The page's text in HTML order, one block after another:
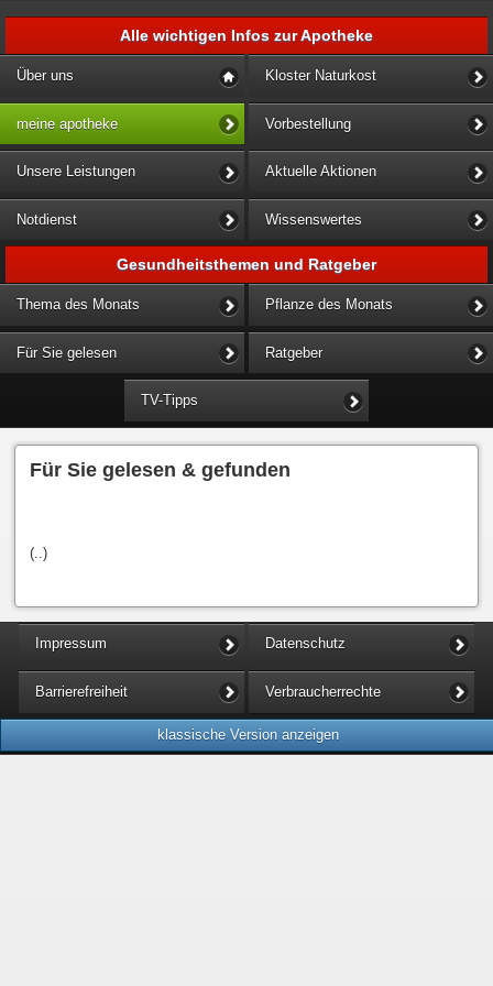
Alle wichtigen Infos zur Apotheke
Über uns Kloster Naturkost
meine apotheke Vorbestellung
Unsere Leistungen Aktuelle Aktionen
Notdienst Wissenswertes
Gesundheitsthemen und Ratgeber
Thema des Monats Pflanze des Monats
Für Sie gelesen Ratgeber
TV-Tipps
Für Sie gelesen & gefunden
(..)
Impressum Datenschutz
Barrierefreiheit Verbraucherrechte
klassische Version anzeigen